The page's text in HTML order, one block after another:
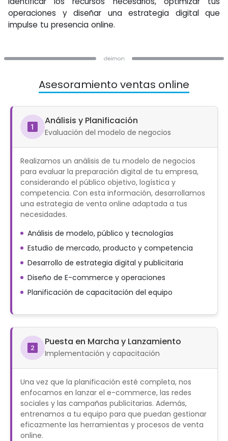
operaciones y diseñar una estrategia digital que
impulse tu presencia online.
Asesoramiento ventas online
Análisis y Planificación
Evaluación del modelo de negocios
Realizamos un análisis de tu modelo de negocios
para evaluar la preparación digital de tu empresa,
considerando el público objetivo, logística y
competencia. Con esta información, desarrollamos
una estrategia de venta online adaptada a tus
necesidades.
Análisis de modelo, público y tecnologías
Estudio de mercado, producto y competencia
Desarrollo de estrategia digital y publicitaria
Diseño de E-commerce y operaciones
Planificación de capacitación del equipo
Puesta en Marcha y Lanzamiento
Implementación y capacitación
Una vez que la planificación esté completa, nos
enfocamos en lanzar el e-commerce, las redes
sociales y las campañas publicitarias. Además,
entrenamos a tu equipo para que puedan gestionar
eficazmente las herramientas y procesos de venta
online.